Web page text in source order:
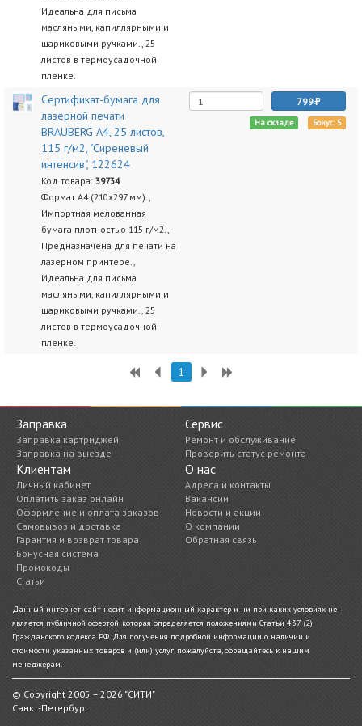
Идеальна для письма
масляными, капиллярными и
шариковыми ручками., 25
листов в термоусадочной
пленке.
Сертификат-бумага для
лазерной печати
BRAUBERG А4, 25 листов,
115 г/м2, "Сиреневый
интенсив", 122624
Код товара: 39734
Формат А4 (210х297 мм).,
Импортная мелованная
бумага плотностью 115 г/м2.,
Предназначена для печати на
лазерном принтере.,
Идеальна для письма
масляными, капиллярными и
шариковыми ручками., 25
листов в термоусадочной
пленке.
799
На складе Бонус: 5
1
Заправка
Заправка картриджей
Заправка на выезде
Сервис
Ремонт и обслуживание
Проверить статус ремонта
Клиентам
Личный кабинет
Оплатить заказ онлайн
Оформление и оплата заказов
Самовывоз и доставка
Гарантия и возврат товара
Бонусная система
Промокоды
Статьи
О нас
Адреса и контакты
Вакансии
Новости и акции
О компании
Обратная связь
Данный интернет-сайт носит информационный характер и ни при каких условиях не
является публичной офертой, которая определяется положениями Статьи 437 (2)
Гражданского кодекса РФ. Для получения подробной информации о наличии и
стоимости указанных товаров и (или) услуг, пожалуйста, обращайтесь к нашим
менеджерам.
© Copyright 2005 – 2026 "СИТИ"
Санкт-Петербург